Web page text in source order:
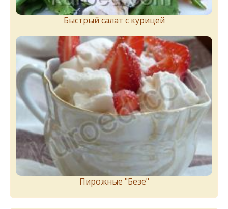
Быстрый салат с курицей
Пирожныe "Бeзe"